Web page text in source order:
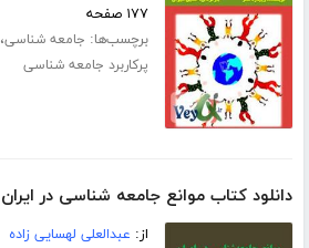
۱۷۷ صفحه
برچسب‌ها: جامعه شناسی،
پرکاربرد جامعه شناسی
دانلود کتاب موانع جامعه شناسی در ایران
از: عبدالعلی لهسایی زاده